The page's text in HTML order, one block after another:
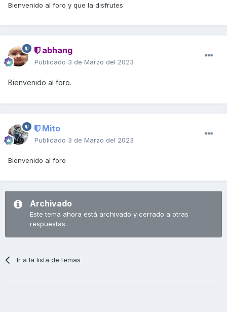
Bienvenido al foro y que la disfrutes
abhang
Publicado 3 de Marzo del 2023
Bienvenido al foro.
Mito
Publicado 3 de Marzo del 2023
Bienvenido al foro
Archivado
Este tema ahora está archivado y cerrado a otras
respuestas.
Ir a la lista de temas